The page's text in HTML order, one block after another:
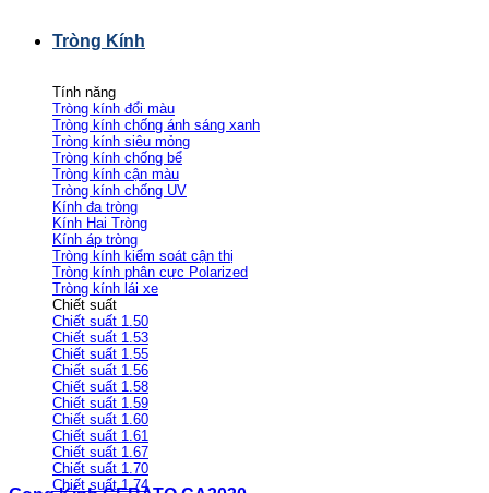
Tròng Kính
Tính năng
Tròng kính đổi màu
Tròng kính chống ánh sáng xanh
Tròng kính siêu mỏng
Tròng kính chống bể
Tròng kính cận màu
Tròng kính chống UV
Kính đa tròng
Kính Hai Tròng
Kính áp tròng
Tròng kính kiểm soát cận thị
Tròng kính phân cực Polarized
Tròng kính lái xe
Chiết suất
Chiết suất 1.50
Chiết suất 1.53
Chiết suất 1.55
Chiết suất 1.56
Chiết suất 1.58
Chiết suất 1.59
Chiết suất 1.60
Chiết suất 1.61
Chiết suất 1.67
Chiết suất 1.70
Chiết suất 1.74